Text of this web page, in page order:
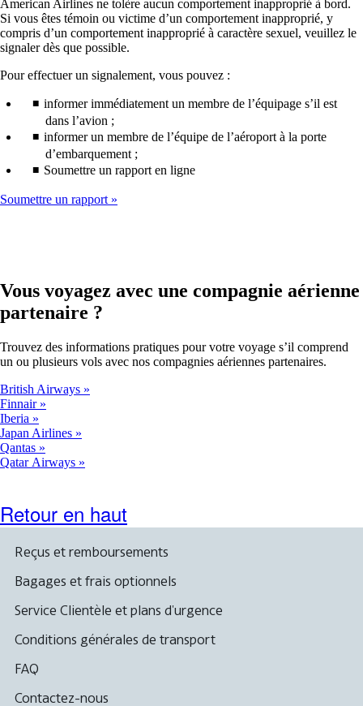
American Airlines ne tolère aucun comportement inapproprié à bord.
Si vous êtes témoin ou victime d’un comportement inapproprié, y
compris d’un comportement inapproprié à caractère sexuel, veuillez le
signaler dès que possible.
Pour effectuer un signalement, vous pouvez :
informer immédiatement un membre de l’équipage s’il est
dans l’avion ;
informer un membre de l’équipe de l’aéroport à la porte
d’embarquement ;
Soumettre un rapport en ligne
Soumettre un rapport
Vous voyagez avec une compagnie aérienne
partenaire ?
Trouvez des informations pratiques pour votre voyage s’il comprend
un ou plusieurs vols avec nos compagnies aériennes partenaires.
British Airways
Finnair
Iberia
Japan Airlines
Qantas
Qatar Airways
Retour en haut
Reçus et remboursements
Bagages et frais optionnels
Service Clientèle et plans d'urgence
Conditions générales de transport
FAQ
Contactez-nous